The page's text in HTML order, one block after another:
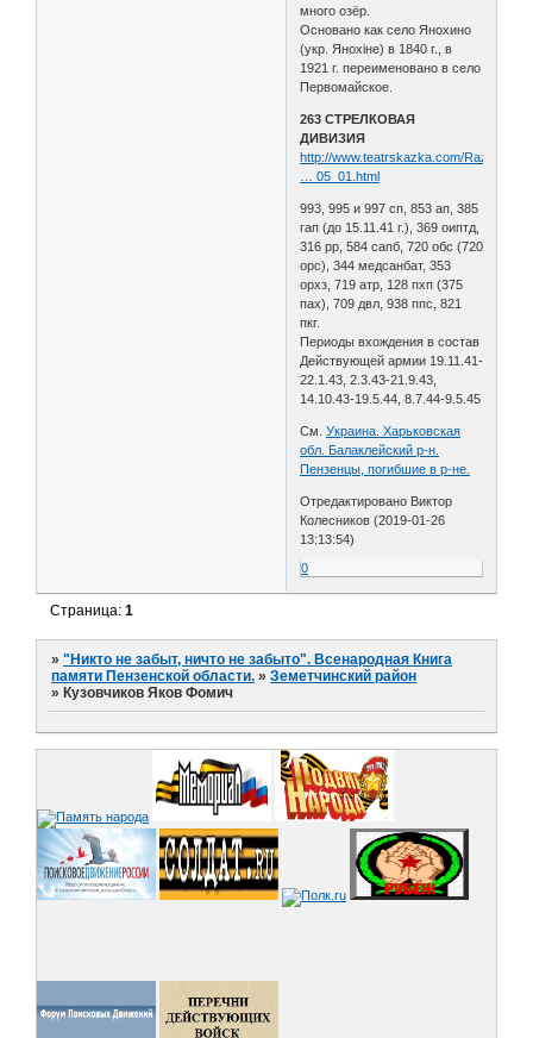
много озёр.
Основано как село Янохино
(укр. Янохіне) в 1840 г., в
1921 г. переименовано в село
Первомайское.
263 СТРЕЛКОВАЯ
ДИВИЗИЯ
http://www.teatrskazka.com/Raznoe/
… 05_01.html
993, 995 и 997 сп, 853 ап, 385
гап (до 15.11.41 г.), 369 оиптд,
316 рр, 584 сапб, 720 обс (720
орс), 344 медсанбат, 353
орхз, 719 атр, 128 пхп (375
пах), 709 двл, 938 ппс, 821
пкг.
Периоды вхождения в состав
Действующей армии 19.11.41-
22.1.43, 2.3.43-21.9.43,
14.10.43-19.5.44, 8.7.44-9.5.45
См.Украина. Харьковская
обл. Балаклейский р-н.
Пензенцы, погибшие в р-не.
Отредактировано Виктор
Колесников (2019-01-26
13:13:54)
0
Страница:1
»"Никто не забыт, ничто не забыто". Всенародная Книга
памяти Пензенской области. »Земетчинский район
» Кузовчиков Яков Фомич